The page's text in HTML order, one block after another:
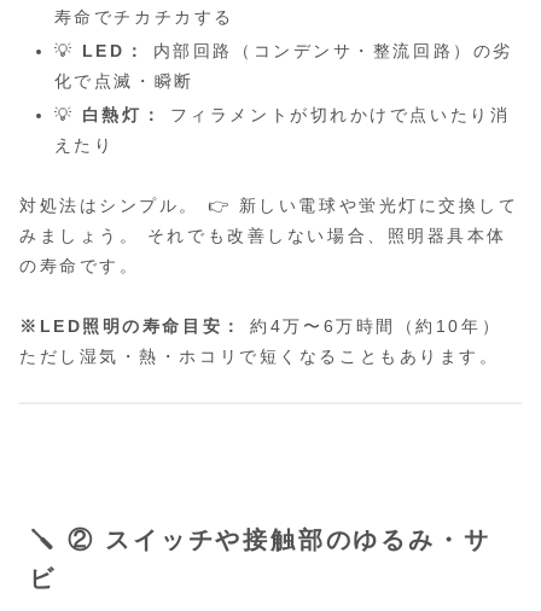
寿命でチカチカする
💡 LED：
内部回路（コンデンサ・整流回路）の劣
化で点滅・瞬断
💡 白熱灯：
フィラメントが切れかけで点いたり消
えたり
対処法はシンプル。 👉 新しい電球や蛍光灯に交換して
みましょう。 それでも改善しない場合、照明器具本体
の寿命です。
※LED照明の寿命目安：
約4万〜6万時間（約10年）
ただし湿気・熱・ホコリで短くなることもあります。
🪛 ② スイッチや接触部のゆるみ・サ
ビ